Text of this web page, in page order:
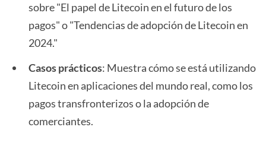
sobre "El papel de Litecoin en el futuro de los
pagos" o "Tendencias de adopción de Litecoin en
2024."
Casos prácticos: Muestra cómo se está utilizando
Litecoin en aplicaciones del mundo real, como los
pagos transfronterizos o la adopción de
comerciantes.